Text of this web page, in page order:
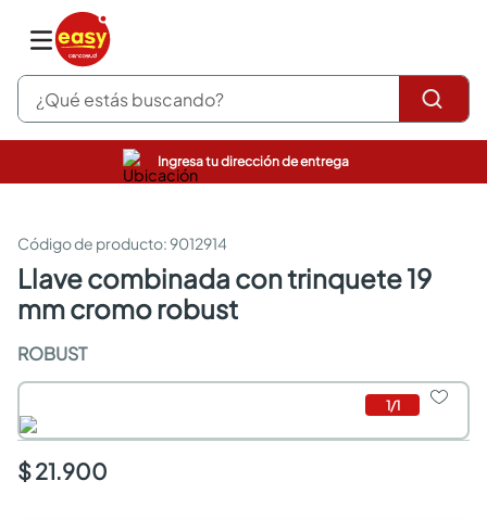
¿Qué estás buscando?
Ingresa tu dirección de entrega
:9012914
llave combinada con trinquete 19
mm cromo robust
ROBUST
1/1
$ 21.900
pinturas
sanitarios
comedor
escritorio
armarios closet
comedores